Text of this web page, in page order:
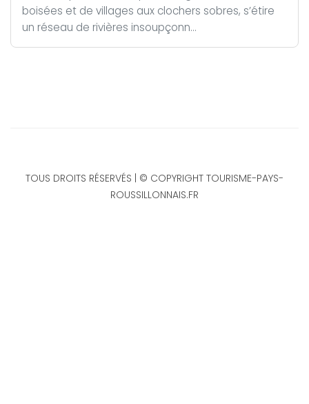
boisées et de villages aux clochers sobres, s’étire
un réseau de rivières insoupçonn...
TOUS DROITS RÉSERVÉS | © COPYRIGHT TOURISME-PAYS-
ROUSSILLONNAIS.FR